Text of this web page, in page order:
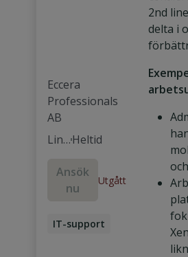
Eccera
Professionals
AB
Link Heltid
Ansök
nu
Utgått
IT-support
2nd
delta i